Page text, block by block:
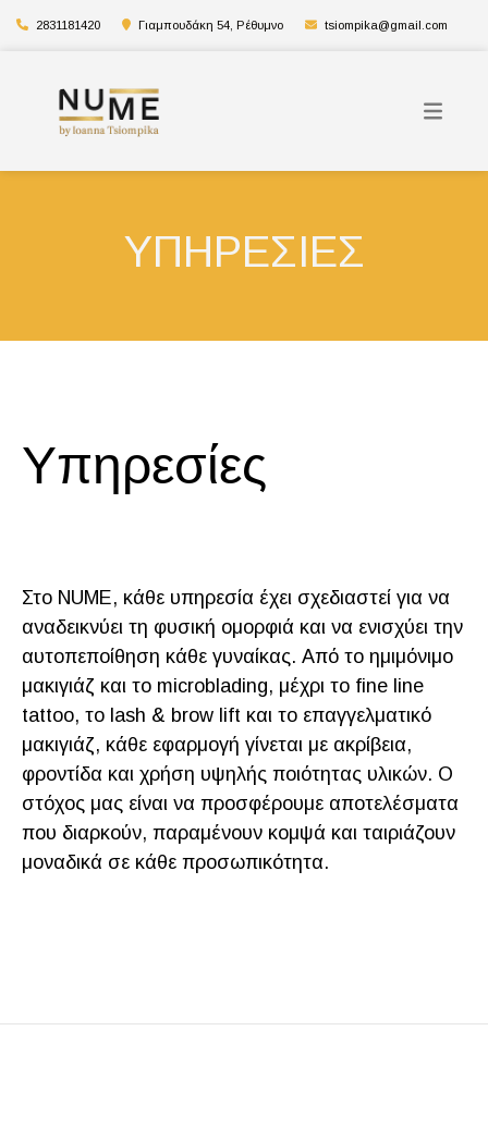
2831181420 Γιαμπουδάκη 54, Ρέθυμνο tsiompika@gmail.com
ΥΠΗΡΕΣΙΕΣ
Υπηρεσίες
Στο NUME, κάθε υπηρεσία έχει σχεδιαστεί για να
αναδεικνύει τη φυσική ομορφιά και να ενισχύει την
αυτοπεποίθηση κάθε γυναίκας. Από το ημιμόνιμο
μακιγιάζ και το microblading, μέχρι το fine line
tattoo, το lash & brow lift και το επαγγελματικό
μακιγιάζ, κάθε εφαρμογή γίνεται με ακρίβεια,
φροντίδα και χρήση υψηλής ποιότητας υλικών. Ο
στόχος μας είναι να προσφέρουμε αποτελέσματα
που διαρκούν, παραμένουν κομψά και ταιριάζουν
μοναδικά σε κάθε προσωπικότητα.